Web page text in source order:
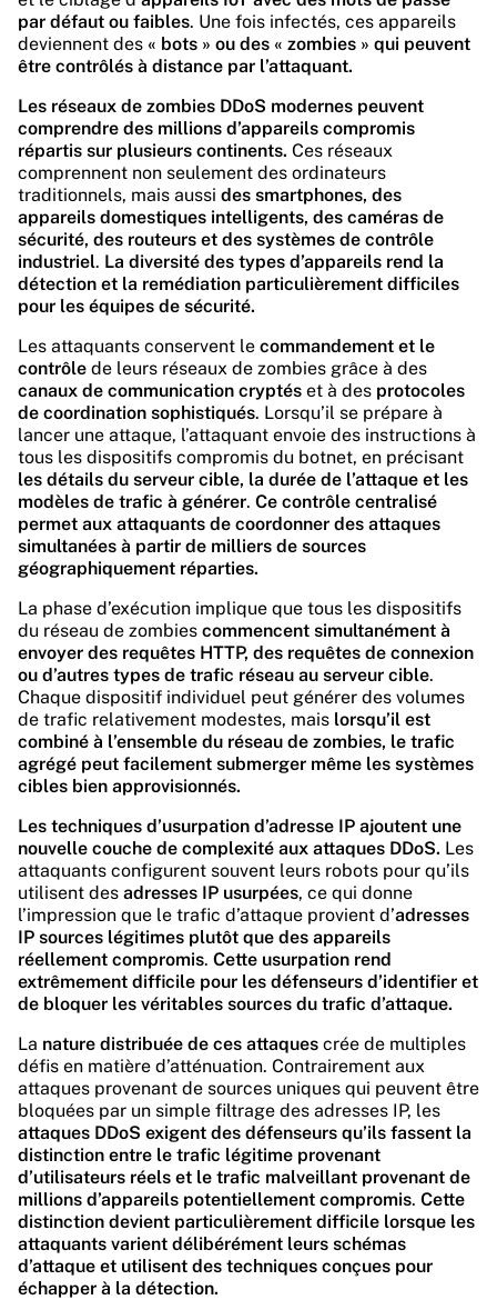
par défaut ou faibles. Une fois infectés, ces appareils
deviennent des « bots » ou des « zombies » qui peuvent
être contrôlés à distance par l’attaquant.
Les réseaux de zombies DDoS modernes peuvent
comprendre des millions d’appareils compromis
répartis sur plusieurs continents. Ces réseaux
comprennent non seulement des ordinateurs
traditionnels, mais aussi des smartphones, des
appareils domestiques intelligents, des caméras de
sécurité, des routeurs et des systèmes de contrôle
industriel. La diversité des types d’appareils rend la
détection et la remédiation particulièrement difficiles
pour les équipes de sécurité.
Les attaquants conservent le commandement et le
contrôle de leurs réseaux de zombies grâce à des
canaux de communication cryptés et à des protocoles
de coordination sophistiqués. Lorsqu’il se prépare à
lancer une attaque, l’attaquant envoie des instructions à
tous les dispositifs compromis du botnet, en précisant
les détails du serveur cible, la durée de l’attaque et les
modèles de trafic à générer. Ce contrôle centralisé
permet aux attaquants de coordonner des attaques
simultanées à partir de milliers de sources
géographiquement réparties.
La phase d’exécution implique que tous les dispositifs
du réseau de zombies commencent simultanément à
envoyer des requêtes HTTP, des requêtes de connexion
ou d’autres types de trafic réseau au serveur cible.
Chaque dispositif individuel peut générer des volumes
de trafic relativement modestes, mais lorsqu’il est
combiné à l’ensemble du réseau de zombies, le trafic
agrégé peut facilement submerger même les systèmes
cibles bien approvisionnés.
Les techniques d’usurpation d’adresse IP ajoutent une
nouvelle couche de complexité aux attaques DDoS. Les
attaquants configurent souvent leurs robots pour qu’ils
utilisent des adresses IP usurpées, ce qui donne
l’impression que le trafic d’attaque provient d’adresses
IP sources légitimes plutôt que des appareils
réellement compromis. Cette usurpation rend
extrêmement difficile pour les défenseurs d’identifier et
de bloquer les véritables sources du trafic d’attaque.
La nature distribuée de ces attaques crée de multiples
défis en matière d’atténuation. Contrairement aux
attaques provenant de sources uniques qui peuvent être
bloquées par un simple filtrage des adresses IP, les
attaques DDoS exigent des défenseurs qu’ils fassent la
distinction entre le trafic légitime provenant
d’utilisateurs réels et le trafic malveillant provenant de
millions d’appareils potentiellement compromis. Cette
distinction devient particulièrement difficile lorsque les
attaquants varient délibérément leurs schémas
d’attaque et utilisent des techniques conçues pour
échapper à la détection.